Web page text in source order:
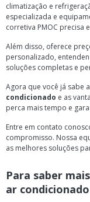
climatização e
especializada e
corretiva PMOC precisa
Além disso, oferece
personalizado,
soluções completas e
Agora que você já sabe
condicionado e as
perca mais tempo e
Entre em contato
compromisso. Nossa
as melhores soluções
Para saber
ar condicionado